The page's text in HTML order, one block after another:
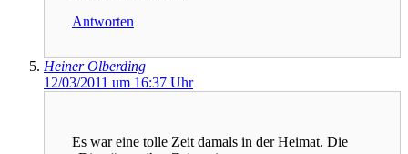
Antworten
Heiner Olberding
12/03/2011 um 16:37 Uhr
Es war eine tolle Zeit damals in der Heimat. Die